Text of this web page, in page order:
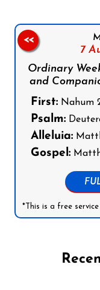
7
Ordinary
and
First: Nahum
Psalm:
Alleluia:
Gospel:
*This is a free
<<